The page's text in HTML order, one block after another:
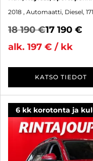
2018 , Automaatti, Diesel,
18 190 €17 190 €
alk. 197 € / kk
KATSO TIEDOT
6 kk korotonta ja